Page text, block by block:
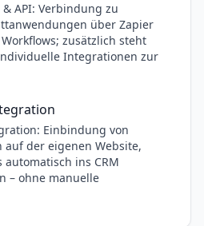
API: Verbindung zu
über Zapier
zusätzlich steht
Integrationen zur
Einbindung von
auf der eigenen Website,
automatisch ins CRM
– ohne manuelle